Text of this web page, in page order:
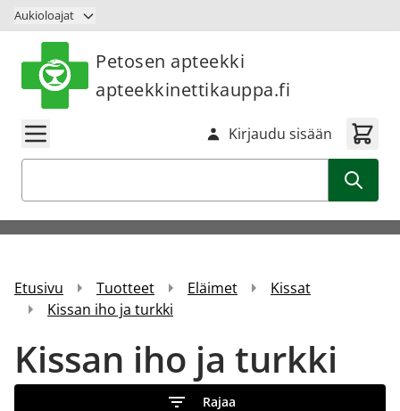
Siirry sisältöön
Aukioloajat
Petosen apteekki
apteekkinettikauppa.fi
Kirjaudu sisään
Etusivu Tuotteet Eläimet
Kissat
Kissan iho ja turkki
Kissan iho ja turkki
Rajaa